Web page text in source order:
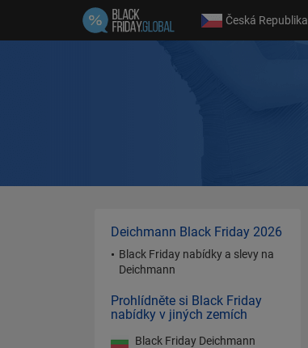
Česká Republika
Deichmann Black Friday 2026
Black Friday nabídky a slevy na
Deichmann
Prohlídněte si Black Friday
nabídky v jiných zemích
Black Friday Deichmann